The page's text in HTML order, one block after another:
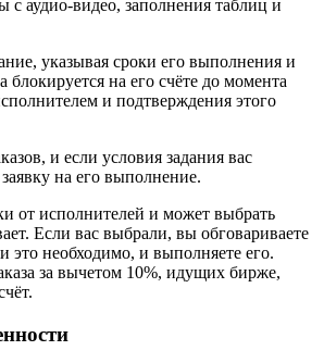
с аудио-видео, заполнения таблиц и
указывая сроки его выполнения и
блокируется на его счёте до момента
и подтверждения этого
и если условия задания вас
на его выполнение.
от исполнителей и может выбрать
Если вас выбрали, вы обговариваете
это необходимо, и выполняете его.
за вычетом 10%, идущих бирже,